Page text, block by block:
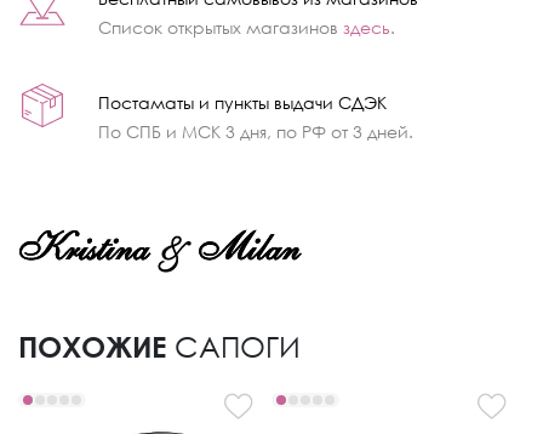
Список открытых магазинов здесь.
Постаматы и пункты выдачи СДЭК
По СПБ и МСК 3 дня, по РФ от 3 дней.
ПОХОЖИЕ САПОГИ